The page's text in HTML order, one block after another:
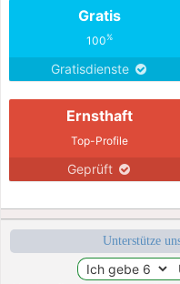
Gratis
100%
Gratisdienste
Ernsthaft
Top-Profile
Geprüft
Unterstütze